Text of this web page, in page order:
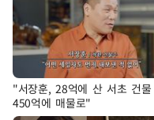
"서장훈, 28억에 산 서초 건물
450억에 매물로"